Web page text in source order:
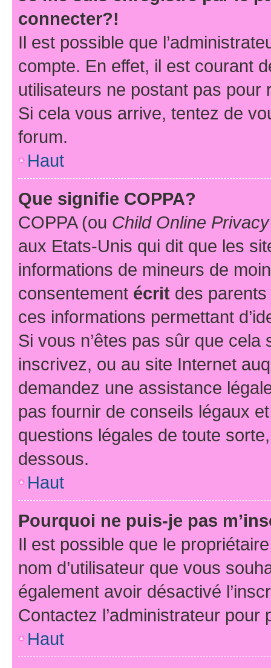
connecter?!
Il est possible que
compte. En effet, il est courant
utilisateurs ne postant pas pour
Si cela vous arrive, tentez de
forum.
Haut
Que signifie COPPA?
COPPA (ou Child Online
aux Etats-Unis qui dit que les
informations de mineurs de
consentement écrit des parents
ces informations permettant
Si vous n’êtes pas sûr que
inscrivez, ou au site Internet
demandez une assistance
pas fournir de conseils légaux
questions légales de toute
dessous.
Haut
Pourquoi ne puis-je pas
Il est possible que le
nom d’utilisateur que vous
également avoir désactivé
Contactez l’administrateur
Haut